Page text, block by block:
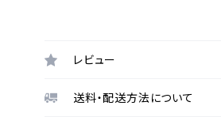
レビュー
送料・配送方法について